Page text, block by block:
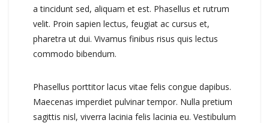
a tincidunt sed, aliquam et est. Phasellus et rutrum
velit. Proin sapien lectus, feugiat ac cursus et,
pharetra ut dui. Vivamus finibus risus quis lectus
commodo bibendum.
Phasellus porttitor lacus vitae felis congue dapibus.
Maecenas imperdiet pulvinar tempor. Nulla pretium
sagittis nisl, viverra lacinia felis lacinia eu. Vestibulum